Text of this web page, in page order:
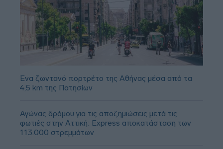
Ένα ζωντανό πορτρέτο της Αθήνας μέσα από τα
4,5 km της Πατησίων
Αγώνας δρόμου για τις αποζημιώσεις μετά τις
φωτιές στην Αττική: Express αποκατάσταση των
113.000 στρεμμάτων